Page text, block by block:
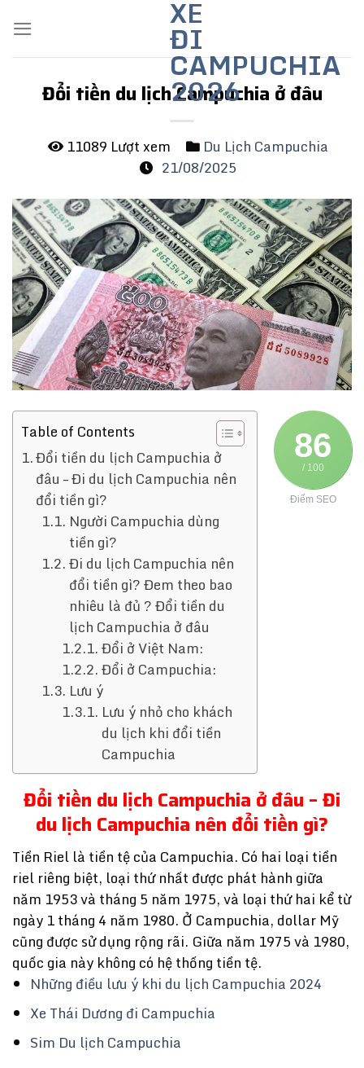
content
XE
ĐI
CAMPUCHIA
2026
Đổi tiền du lịch Campuchia ở đâu
11089 Lượt xem
Du Lịch Campuchia
21/08/2025
86
/ 100
Điểm SEO
Table of Contents
Đổi tiền du lịch Campuchia ở
đâu – Đi du lịch Campuchia nên
đổi tiền gì?
Người Campuchia dùng
tiền gì?
Đi du lịch Campuchia nên
đổi tiền gì? Đem theo bao
nhiêu là đủ ? Đổi tiền du
lịch Campuchia ở đâu
Đổi ở Việt Nam:
Đổi ở Campuchia:
Lưu ý
Lưu ý nhỏ cho khách
du lịch khi đổi tiền
Campuchia
Đổi tiền du lịch Campuchia ở đâu – Đi
du lịch Campuchia nên đổi tiền gì?
Tiền Riel là tiền tệ của Campuchia. Có hai loại tiền
riel riêng biệt, loại thứ nhất được phát hành giữa
năm 1953 và tháng 5 năm 1975, và loại thứ hai kể từ
ngày 1 tháng 4 năm 1980. Ở Campuchia, dollar Mỹ
cũng được sử dụng rộng rãi. Giữa năm 1975 và 1980,
quốc gia này không có hệ thống tiền tệ.
Những điều lưu ý khi du lịch Campuchia 2024
Xe Thái Dương đi Campuchia
Sim Du lịch Campuchia